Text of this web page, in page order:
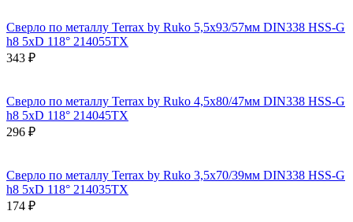
Сверло по металлу Terrax by Ruko 5,5x93/57мм DIN338 HSS-G
h8 5xD 118° 214055TX
343 ₽
Сверло по металлу Terrax by Ruko 4,5x80/47мм DIN338 HSS-G
h8 5xD 118° 214045TX
296 ₽
Сверло по металлу Terrax by Ruko 3,5x70/39мм DIN338 HSS-G
h8 5xD 118° 214035TX
174 ₽